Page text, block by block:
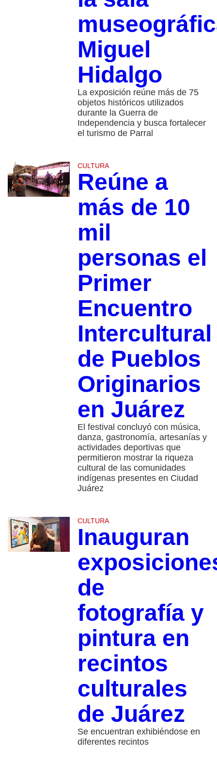
Miguel
Hidalgo
La exposición reúne más de 75
objetos históricos utilizados
durante la Guerra de
Independencia y busca fortalecer
el turismo de Parral
CULTURA
Reúne a
más de 10
mil
personas el
Primer
Encuentro
Intercultural
de Pueblos
Originarios
en Juárez
El festival concluyó con música,
danza, gastronomía, artesanías y
actividades deportivas que
permitieron mostrar la riqueza
cultural de las comunidades
indígenas presentes en Ciudad
Juárez
CULTURA
Inauguran
de
fotografía y
pintura en
recintos
culturales
de Juárez
Se encuentran exhibiéndose en
diferentes recintos